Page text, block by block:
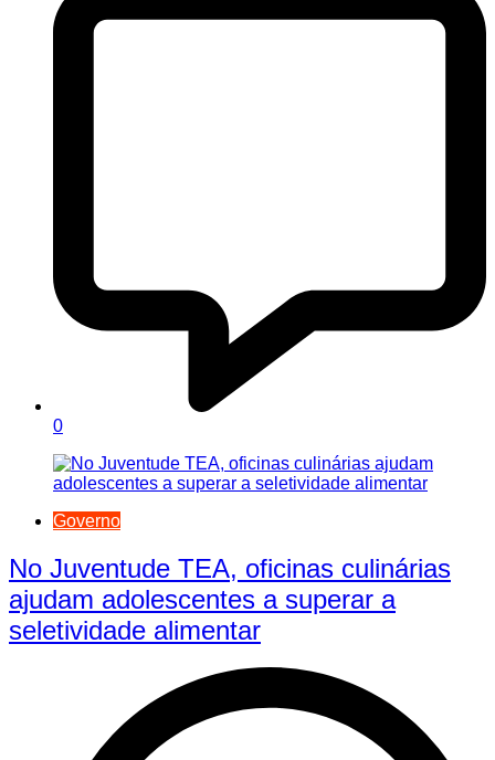
0
Governo
No Juventude TEA, oficinas culinárias
ajudam adolescentes a superar a
seletividade alimentar